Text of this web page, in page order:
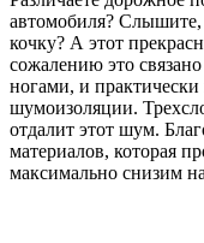
автомобиля? Слышите,
кочку? А этот
сожалению это
ногами, и
шумоизоляции.
отдалит этот шум.
материалов, которая
максимально снизим